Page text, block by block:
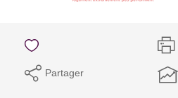
Partager